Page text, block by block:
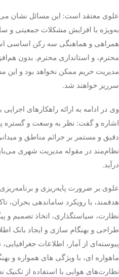
علوی معتقد است: این مسائل نشان
به‌ویژه با افزایش مشکلات جمعیتی و
همراهی و هماهنگی سه رکن اساسی
محترم، و استانداری محترم. بدون
مدیریت حریم ممکن نخواهد بود و این
سرریز خواهند شد.
وی در ادامه به ارائه راهکارهای
اشاره و گفت: نظر به وسعت و گستره
دقیق و مستمر بر جرائم مناطق و
نظام‌مند در مقوله مدیریت شهری
درآید.
علوی بر ضرورت پایه‌ریزی و
هدفمند، با رویکرد ساماندهی بحران،
نظارت، سیاستگذاری، اتخاذ تصمیم و
طراحی و بهنگام سازی و ایجاد بانک
پیوسته‌ای از آمار، اطلاعات
ماهواره ای، با ویژگی های همواره و
نظارت‌های هوایی با استفاده از